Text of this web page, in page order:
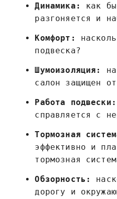
Динамика:
как
разгоняется и
Комфорт:
подвеска?
Шумоизоляция:
салон защищен
Работа подвески:
справляется с
Тормозная
эффективно и
тормозная
Обзорность:
дорогу и